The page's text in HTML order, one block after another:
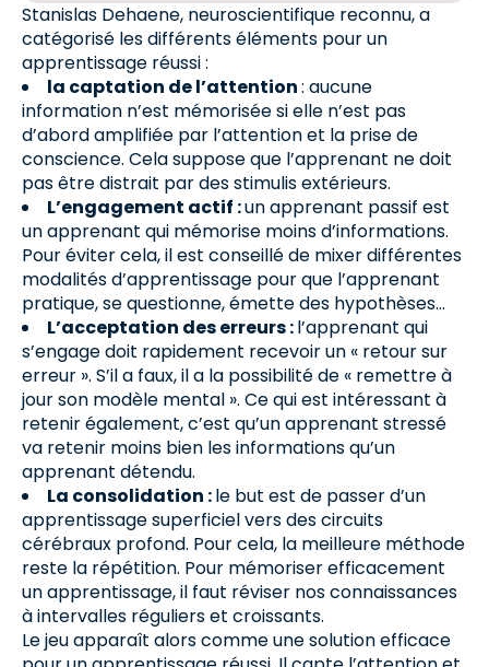
Stanislas Dehaene, neuroscientifique reconnu, a
catégorisé les différents éléments pour un
apprentissage réussi :
la captation de l’attention: aucune
information n’est mémorisée si elle n’est pas
d’abord amplifiée par l’attention et la prise de
conscience. Cela suppose que l’apprenant ne doit
pas être distrait par des stimulis extérieurs.
L’engagement actif :un apprenant passif est
un apprenant qui mémorise moins d’informations.
Pour éviter cela, il est conseillé de mixer différentes
modalités d’apprentissage pour que l’apprenant
pratique, se questionne, émette des hypothèses…
L’acceptation des erreurs :l’apprenant qui
s’engage doit rapidement recevoir un « retour sur
erreur ». S’il a faux, il a la possibilité de « remettre à
jour son modèle mental ». Ce qui est intéressant à
retenir également, c’est qu’un apprenant stressé
va retenir moins bien les informations qu’un
apprenant détendu.
La consolidation :le but est de passer d’un
apprentissage superficiel vers des circuits
cérébraux profond. Pour cela, la meilleure méthode
reste la répétition. Pour mémoriser efficacement
un apprentissage, il faut réviser nos connaissances
à intervalles réguliers et croissants.
Le jeu apparaît alors comme une solution efficace